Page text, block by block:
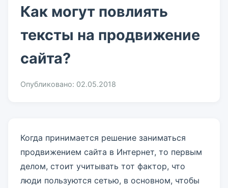
Как могут повлиять
тексты на продвижение
сайта?
Опубликовано: 02.05.2018
Когда принимается решение заниматься
продвижением сайта в Интернет, то первым
делом, стоит учитывать тот фактор, что
люди пользуются сетью, в основном, чтобы